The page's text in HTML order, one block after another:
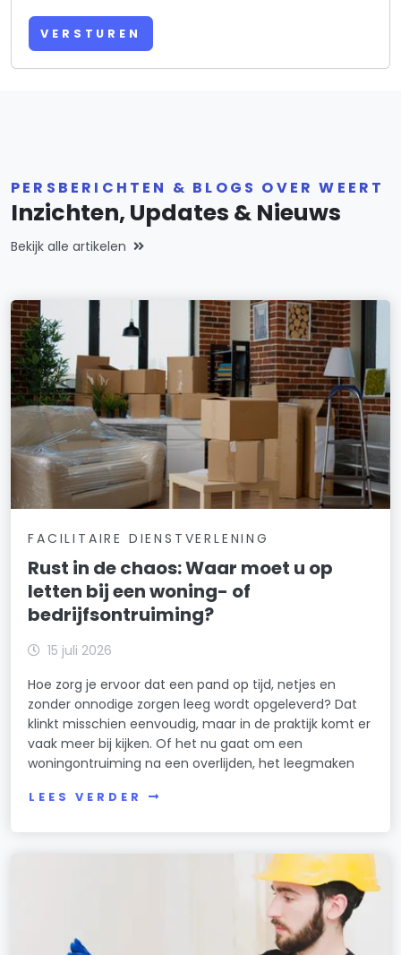
VERSTUREN
PERSBERICHTEN & BLOGS OVER WEERT
Inzichten, Updates & Nieuws
Bekijk alle artikelen
FACILITAIRE DIENSTVERLENING
Rust in de chaos: Waar moet u op
letten bij een woning- of
bedrijfsontruiming?
15 juli 2026
Hoe zorg je ervoor dat een pand op tijd, netjes en
zonder onnodige zorgen leeg wordt opgeleverd? Dat
klinkt misschien eenvoudig, maar in de praktijk komt er
vaak meer bij kijken. Of het nu gaat om een
woningontruiming na een overlijden, het leegmaken
LEES VERDER